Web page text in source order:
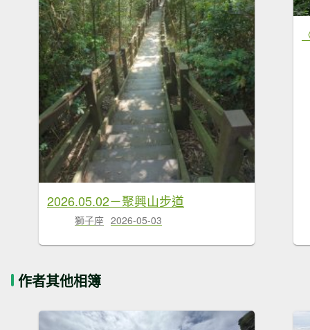
2026.05.02－聚興山步道
獅子座 2026-05-03
作者其他相簿